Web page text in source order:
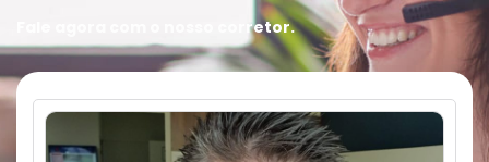
Fale agora com o nosso corretor.